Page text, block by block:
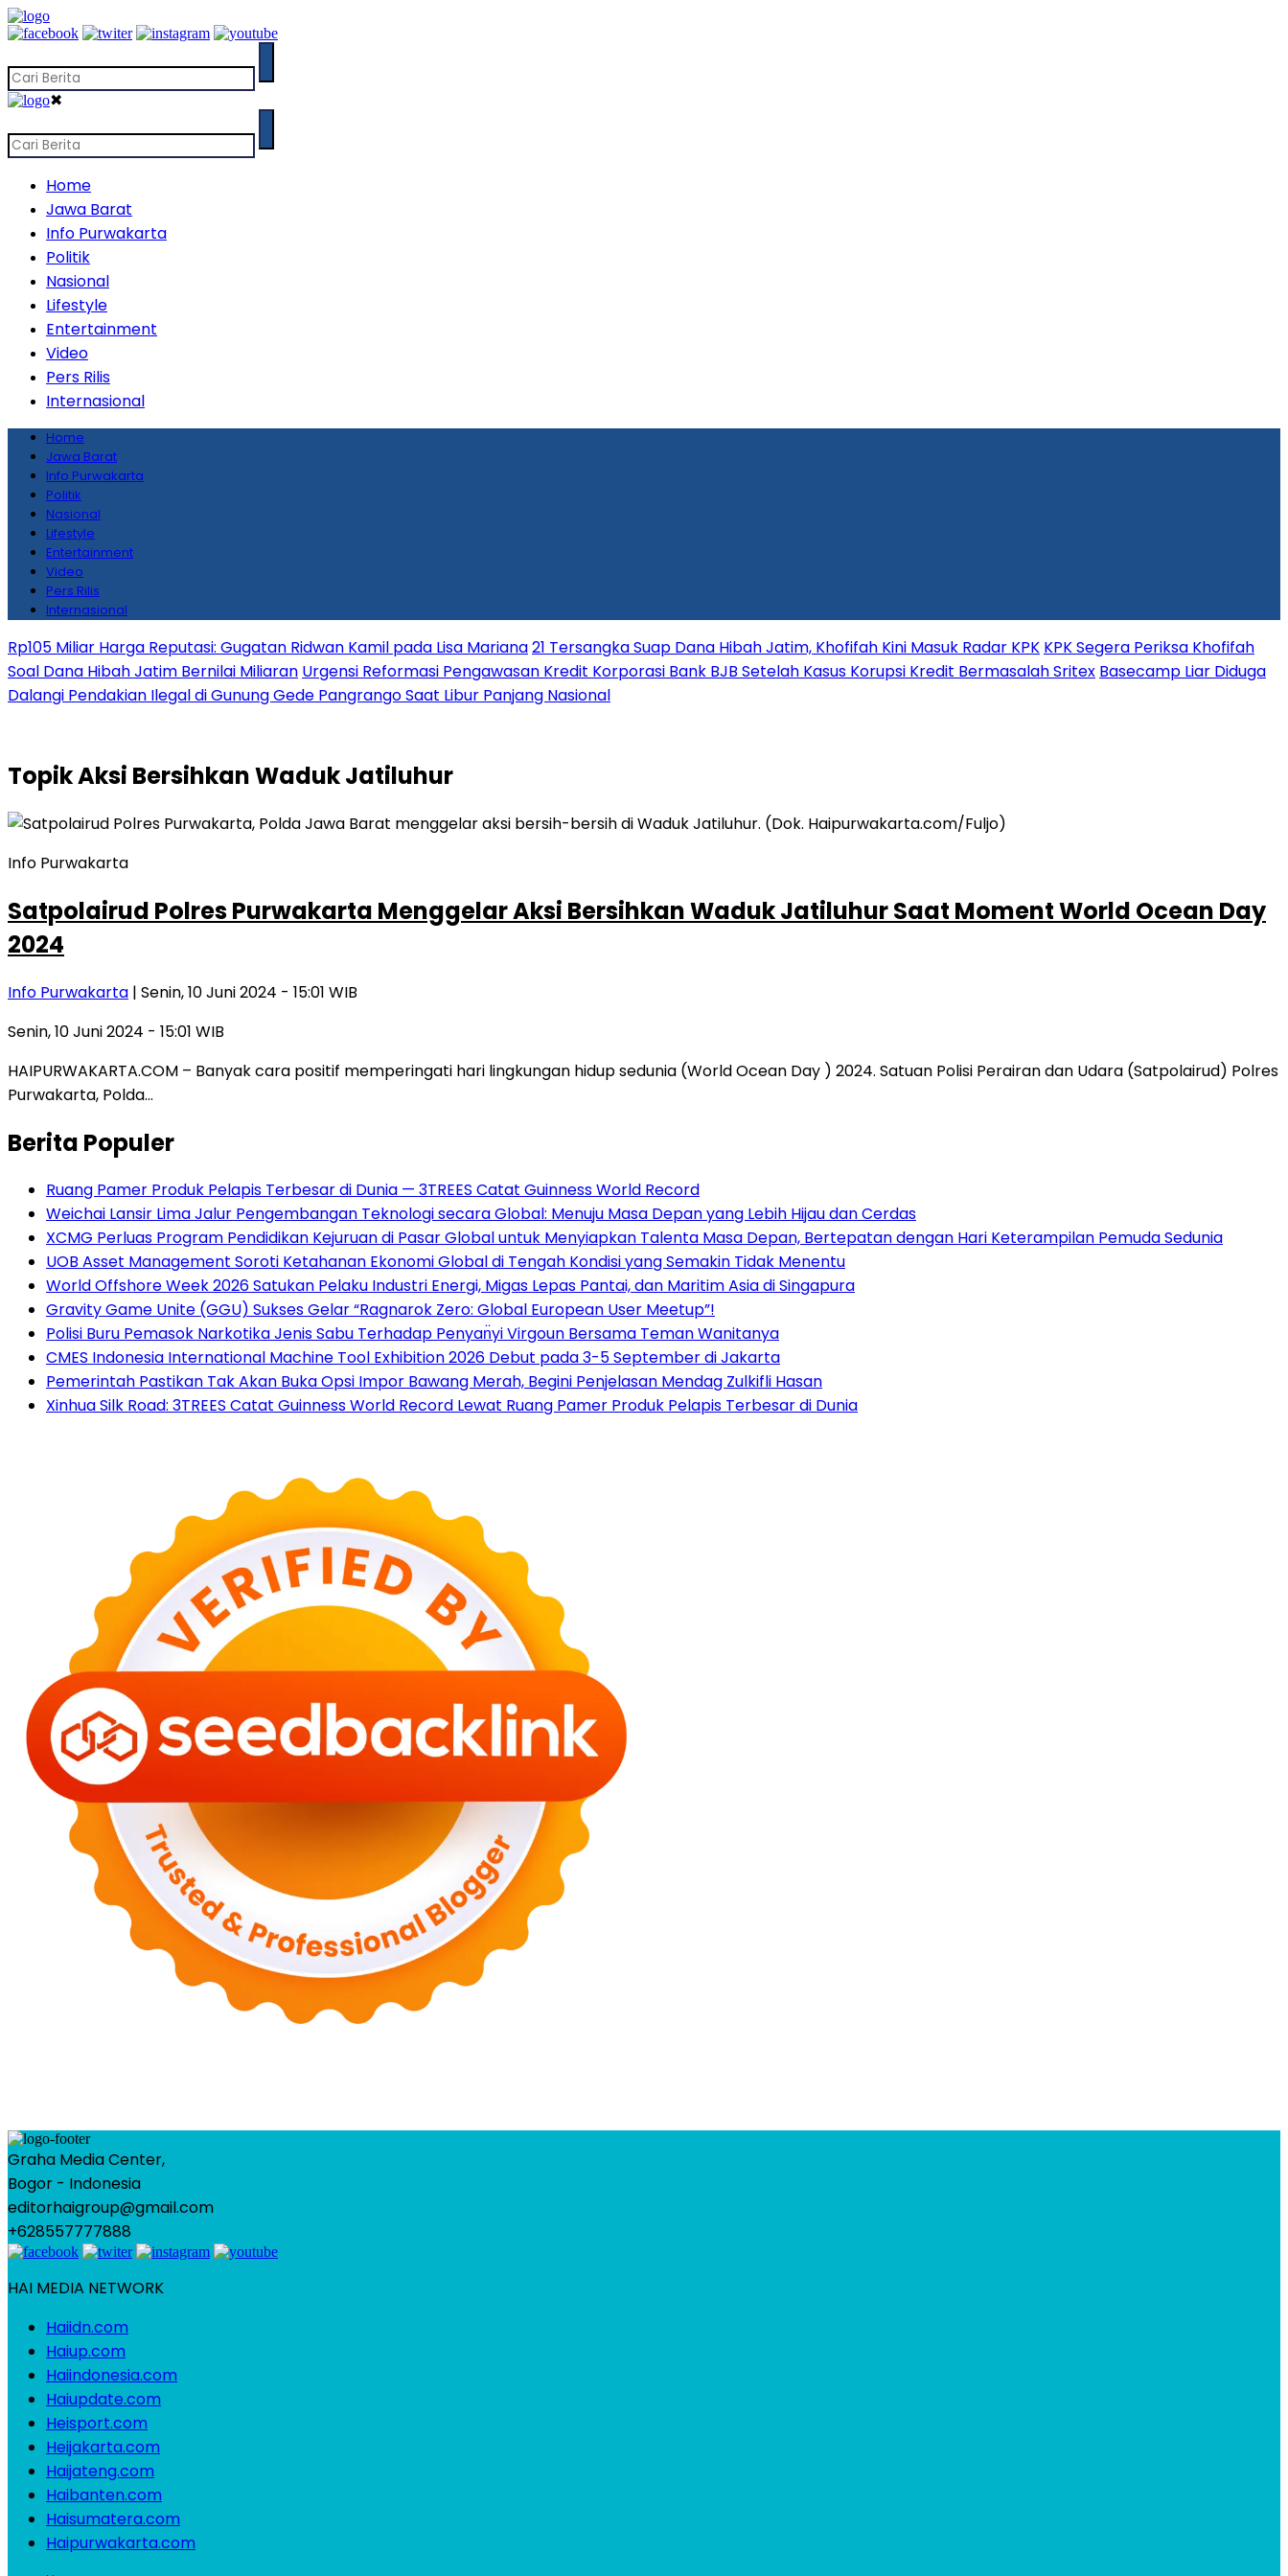
✖
Home
Jawa Barat
Info Purwakarta
Politik
Nasional
Lifestyle
Entertainment
Video
Pers Rilis
Internasional
Home
Jawa Barat
Info Purwakarta
Politik
Nasional
Lifestyle
Entertainment
Video
Pers Rilis
Internasional
Rp105 Miliar Harga Reputasi: Gugatan Ridwan Kamil pada Lisa Mariana21 Tersangka Suap Dana Hibah Jatim, Khofifah Kini Masuk Radar KPK KPK Segera Periksa Khofifah
Soal Dana Hibah Jatim Bernilai Miliaran Urgensi Reformasi Pengawasan Kredit Korporasi Bank BJB Setelah Kasus Korupsi Kredit Bermasalah Sritex Basecamp Liar Diduga
Dalangi Pendakian Ilegal di Gunung Gede Pangrango Saat Libur Panjang Nasional
TopikAksi Bersihkan Waduk Jatiluhur
Info Purwakarta
Satpolairud Polres Purwakarta Menggelar Aksi Bersihkan Waduk Jatiluhur Saat Moment World Ocean Day
2024
Info Purwakarta | Senin, 10 Juni 2024 - 15:01 WIB
Senin, 10 Juni 2024 - 15:01 WIB
HAIPURWAKARTA.COM – Banyak cara positif memperingati hari lingkungan hidup sedunia (World Ocean Day ) 2024. Satuan Polisi Perairan dan Udara (Satpolairud) Polres
Purwakarta, Polda…
Berita Populer
Ruang Pamer Produk Pelapis Terbesar di Dunia — 3TREES Catat Guinness World Record
Weichai Lansir Lima Jalur Pengembangan Teknologi secara Global: Menuju Masa Depan yang Lebih Hijau dan Cerdas
XCMG Perluas Program Pendidikan Kejuruan di Pasar Global untuk Menyiapkan Talenta Masa Depan, Bertepatan dengan Hari Keterampilan Pemuda Sedunia
UOB Asset Management Soroti Ketahanan Ekonomi Global di Tengah Kondisi yang Semakin Tidak Menentu
World Offshore Week 2026 Satukan Pelaku Industri Energi, Migas Lepas Pantai, dan Maritim Asia di Singapura
Gravity Game Unite (GGU) Sukses Gelar “Ragnarok Zero: Global European User Meetup”!
Polisi Buru Pemasok Narkotika Jenis Sabu Terhadap Penyan̈yi Virgoun Bersama Teman Wanitanya
CMES Indonesia International Machine Tool Exhibition 2026 Debut pada 3-5 September di Jakarta
Pemerintah Pastikan Tak Akan Buka Opsi Impor Bawang Merah, Begini Penjelasan Mendag Zulkifli Hasan
Xinhua Silk Road: 3TREES Catat Guinness World Record Lewat Ruang Pamer Produk Pelapis Terbesar di Dunia
Graha Media Center,
Bogor - Indonesia
editorhaigroup@gmail.com
+628557777888
HAI MEDIA NETWORK
Haiidn.com
Haiup.com
Haiindonesia.com
Haiupdate.com
Heisport.com
Heijakarta.com
Haijateng.com
Haibanten.com
Haisumatera.com
Haipurwakarta.com